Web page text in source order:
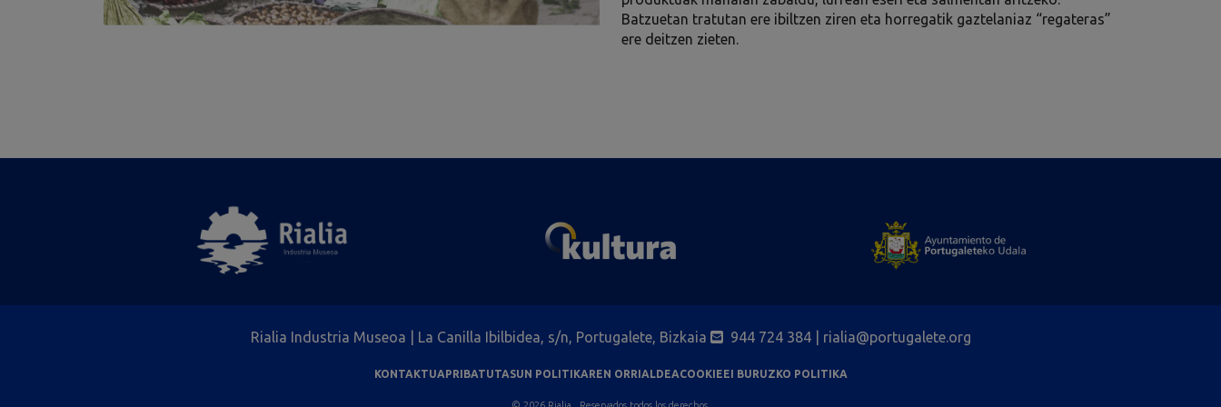
Batzuetan tratutan ere ibiltzen ziren eta horregatik gaztelaniaz “regateras”
ere deitzen zieten.
Rialia Industria Museoa | La Canilla Ibilbidea, s/n, Portugalete, Bizkaia 944 724 384| rialia@portugalete.org
KONTAKTUAPRIBATUTASUN POLITIKAREN ORRIALDEACOOKIEEI BURUZKO POLITIKA
© 2026 Rialia , Reservados todos los derechos.